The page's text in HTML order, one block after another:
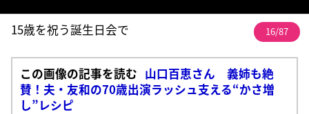
15歳を祝う誕生日会で 16/87
この画像の記事を読む 山口百恵さん 義姉も絶
賛！夫・友和の70歳出演ラッシュ支える“かさ増
し”レシピ